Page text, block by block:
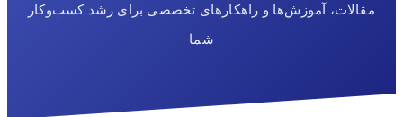
مقالات، آموزش‌ها و راهکارهای تخصصی برای رشد کسب‌وکار
شما